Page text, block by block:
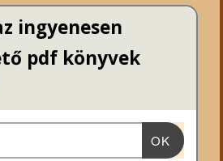
ingyenesen
pdf könyvek
OK